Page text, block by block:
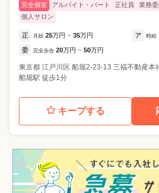
完全個室 アルバイト・パート 正社員 業務委
個人サロン
正 月給 25万円 ~ 35万円 ア 時給
委 完全歩合 20万円 ~ 50万円
東京都 江戸川区 船堀2-23-13 三福不動産本
船堀駅 徒歩1分
キープする